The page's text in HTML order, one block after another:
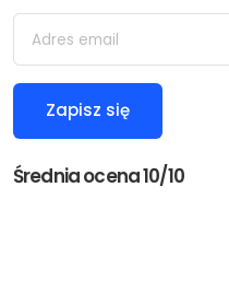
Średnia ocena 10/10